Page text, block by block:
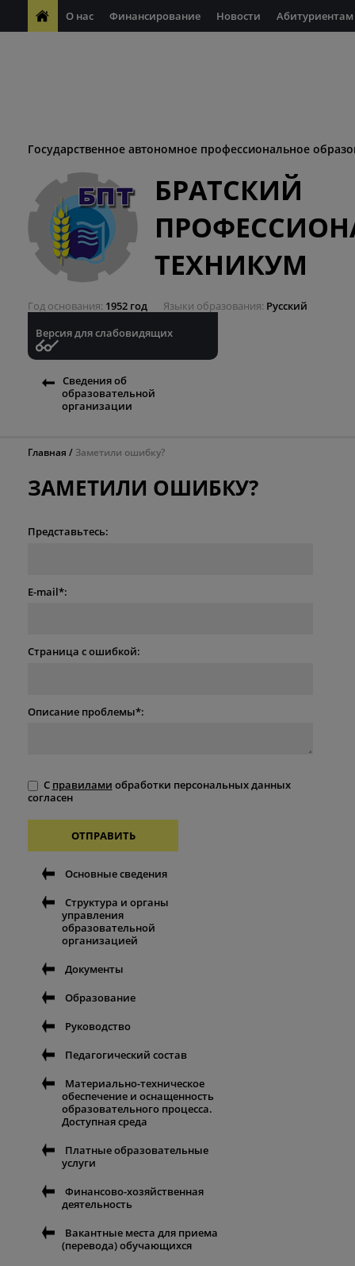
О нас Финансирование Новости Абитуриентам
Государственное автономное профессиональное
БРАТСКИЙ
ТЕХНИКУМ
Год основания 1952 год Языки образования Русский
Версия для слабовидящих
Сведения об
образовательной
организации
Главная Заметили ошибку?
ЗАМЕТИЛИ ОШИБКУ?
Представьтесь:
E-mail*:
Страница с ошибкой:
Описание проблемы*:
С правилами обработки персональных данных
согласен
ОТПРАВИТЬ
Основные сведения
Структура и органы
управления
образовательной
организацией
Документы
Образование
Руководство
Педагогический состав
Материально-техническое
обеспечение и оснащенность
образовательного процесса.
Доступная среда
Платные образовательные
услуги
Финансово-хозяйственная
деятельность
Вакантные места для приема
(перевода) обучающихся